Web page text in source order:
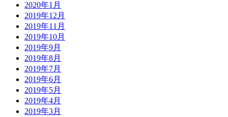
2020年1月
2019年12月
2019年11月
2019年10月
2019年9月
2019年8月
2019年7月
2019年6月
2019年5月
2019年4月
2019年3月